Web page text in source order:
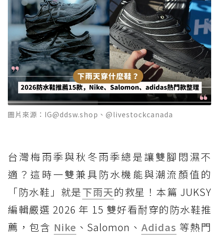
圖片來源：IG@ddsw.shop、@livestockcanada
台灣梅雨季與秋冬雨季總是讓雙腳悶濕不
適？這時一雙兼具防水機能與潮流顏值的
「防水鞋」就是下雨天的救星！本篇 JUKSY
編輯嚴選 2026 年 15 雙好看耐穿的防水鞋推
薦，包含 Nike 、Salomon、Adidas 等熱門